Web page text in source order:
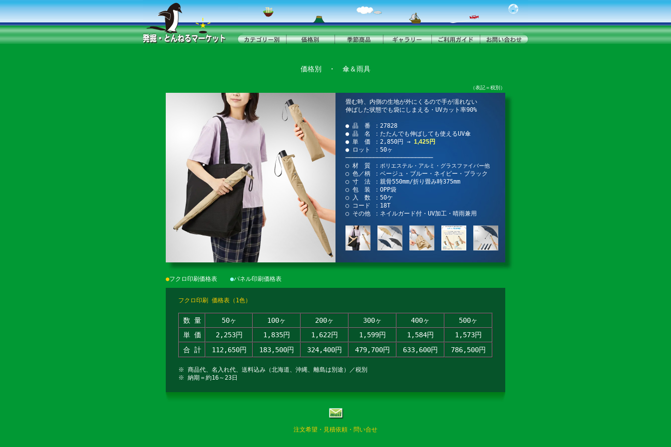
価格別 ・ 傘＆雨具
（表記＝税別）
畳む時、内側の生地が外にくるので手が濡れない
伸ばした状態でも袋にしまえる・UVカット率90%
● 品 番 ：27828
● 品 名 ：たたんでも伸ばしても使えるUV傘
● 単 価 ：2,850円 → 1,425円
● ロット ：50ヶ
─────────────────────────
○ 材 質 ： ポリエステル・アルミ・グラスファイバー他
○ 色／柄 ：ベージュ・ブルー・ネイビー・ブラック
○ 寸 法 ：親骨550mm/折り畳み時375mm
○ 包 装 ：OPP袋
○ 入 数 ：50ケ
○ コード ：18T
○ その他 ：ネイルガード付・UV加工・晴雨兼用
●フクロ印刷価格表 ●パネル印刷価格表
フクロ印刷 価格表（1色）
数 量 50ヶ 100ヶ 200ヶ 300ヶ 400ヶ
500ヶ
単 価
2,253円 1,835円 1,622円 1,599円 1,584円
1,573円
合 計
112,650円 183,500円 324,400円 479,700円 633,600円 786,500円
※ 商品代、名入れ代、送料込み（北海道、沖縄、離島は別途）／税別
※ 納期＝約16～23日
注文希望・見積依頼・問い合せ